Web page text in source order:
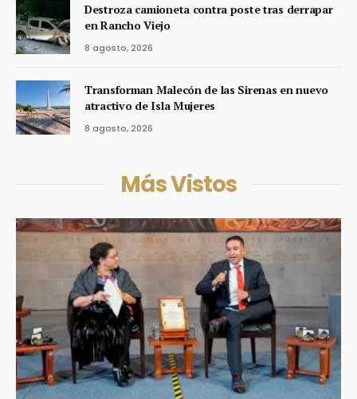
Destroza camioneta contra poste tras derrapar
en Rancho Viejo
8 agosto, 2026
Transforman Malecón de las Sirenas en nuevo
atractivo de Isla Mujeres
8 agosto, 2026
Más Vistos